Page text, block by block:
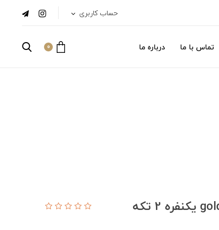
حساب کاربری
تماس با ما درباره ما 0